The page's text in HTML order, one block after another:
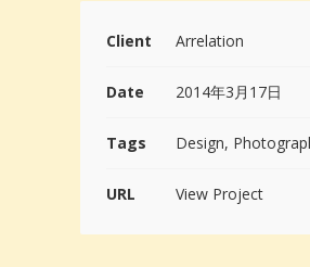
Client Arrelation
Date 2014年3月17日
Tags Design,
URL View Project